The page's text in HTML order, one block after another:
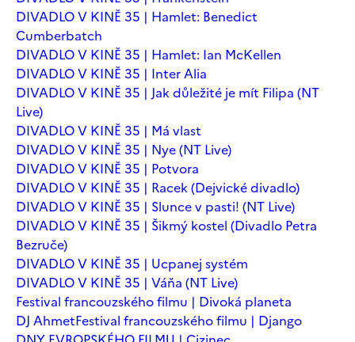
DIVADLO V KINĚ 35 | Hamlet: Benedict
Cumberbatch
DIVADLO V KINĚ 35 | Hamlet: Ian McKellen
DIVADLO V KINĚ 35 | Inter Alia
DIVADLO V KINĚ 35 | Jak důležité je mít Filipa (NT
Live)
DIVADLO V KINĚ 35 | Má vlast
DIVADLO V KINĚ 35 | Nye (NT Live)
DIVADLO V KINĚ 35 | Potvora
DIVADLO V KINĚ 35 | Racek (Dejvické divadlo)
DIVADLO V KINĚ 35 | Slunce v pasti! (NT Live)
DIVADLO V KINĚ 35 | Šikmý kostel (Divadlo Petra
Bezruče)
DIVADLO V KINĚ 35 | Ucpanej systém
DIVADLO V KINĚ 35 | Váňa (NT Live)
Festival francouzského filmu | Divoká planeta
DJ AhmetFestival francouzského filmu | Django